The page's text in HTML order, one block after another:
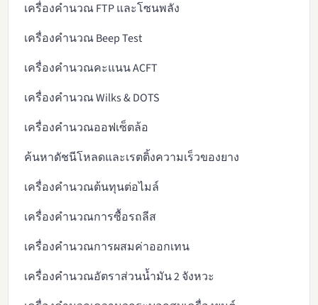
เครื่องคำนวณ FTP และโซนพลัง
เครื่องคำนวณ Beep Test
เครื่องคำนวณคะแนน ACFT
เครื่องคำนวณ Wilks & DOTS
เครื่องคำนวณออฟเซ็ตล้อ
ค้นหาดัชนีโหลดและเรตติ้งความเร็วของยาง
เครื่องคำนวณต้นทุนต่อไมล์
เครื่องคำนวณการซื้อรถลีส
เครื่องคำนวณการผสมค่าออกเทน
เครื่องคำนวณอัตราส่วนน้ำมัน 2 จังหวะ